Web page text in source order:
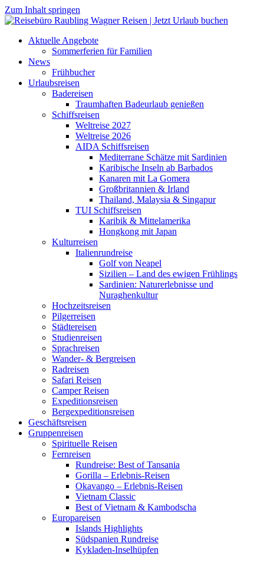
Zum Inhalt springen
Aktuelle Angebote
Sommerferien für Familien
News
Frühbucher
Urlaubsreisen
Badereisen
Traumhaften Badeurlaub genießen
Schiffsreisen
Weltreise 2027
Weltreise 2026
AIDA Schiffsreisen
Mediterrane Schätze mit Sardinien
Karibische Inseln ab Barbados
Kanaren mit La Gomera
Großbritannien & Irland
Thailand, Malaysia & Singapur
TUI Schiffsreisen
Karibik & Mittelamerika
Hongkong mit Japan
Kulturreisen
Italienrundreise
Golf von Neapel
Sizilien – Land des ewigen Frühlings
Sardinien: Naturerlebnisse und
Nuraghenkultur
Hochzeitsreisen
Pilgerreisen
Städtereisen
Studienreisen
Sprachreisen
Wander- & Bergreisen
Radreisen
Safari Reisen
Camper Reisen
Expeditionsreisen
Bergexpeditionsreisen
Geschäftsreisen
Gruppenreisen
Spirituelle Reisen
Fernreisen
Rundreise: Best of Tansania
Gorilla – Erlebnis-Reisen
Okavango – Erlebnis-Reisen
Vietnam Classic
Best of Vietnam & Kambodscha
Europareisen
Islands Highlights
Südspanien Rundreise
Kykladen-Inselhüpfen